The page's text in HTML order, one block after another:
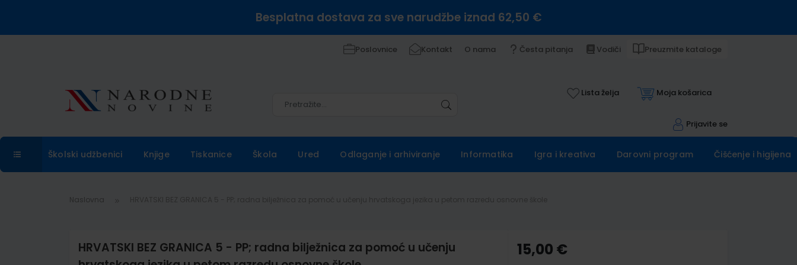
Besplatna dostava za sve narudžbe iznad 62,50 €
Poslovnice Kontakt O nama Česta pitanja Vodiči Preuzmite kataloge
Lista želja Moja košarica
Prijavite se
Školski udžbenici Knjige Tiskanice Škola Ured Odlaganje i arhiviranje Informatika Igra i kreativa Darovni program Čišćenje i higijena
Naslovna
HRVATSKI BEZ GRANICA 5 - PP; radna bilježnica za pomoć u učenju
15,00 €